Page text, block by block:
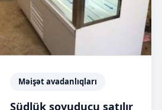
Məişət avadanlıqları
Südlük soyuducu satılır